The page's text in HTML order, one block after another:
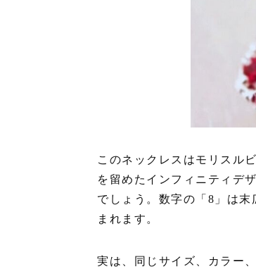
このネックレスはモリスル
を留めたインフィニティデ
でしょう。数字の「8」は
まれます。
実は、同じサイズ、カラー